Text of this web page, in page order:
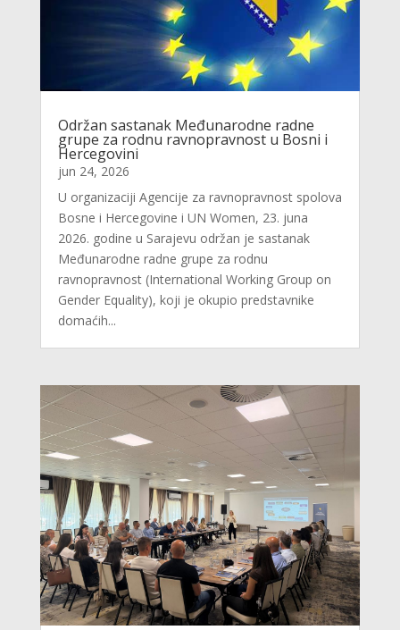
Održan sastanak Međunarodne radne
grupe za rodnu ravnopravnost u Bosni i
Hercegovini
jun 24, 2026
U organizaciji Agencije za ravnopravnost spolova
Bosne i Hercegovine i UN Women, 23. juna
2026. godine u Sarajevu održan je sastanak
Međunarodne radne grupe za rodnu
ravnopravnost (International Working Group on
Gender Equality), koji je okupio predstavnike
domaćih...